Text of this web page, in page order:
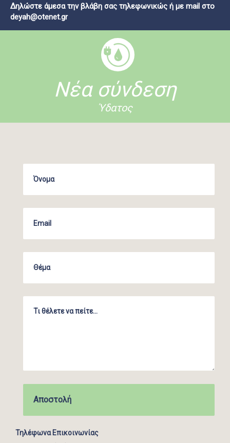
Δηλώστε άμεσα την βλάβη σας τηλεφωνικώς ή με mail στο
deyah@otenet.gr
Νέα σύνδεση
Ύδατος
Τηλέφωνα Επικοινωνίας